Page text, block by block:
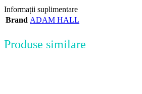
Informații suplimentare
Brand ADAM HALL
Produse similare